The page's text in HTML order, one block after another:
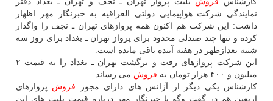
نمایندگی شركت هواپیمایی دولتی العراقیه به خبرنگار مهر اظهار
داشت: این شركت هم اكنون همه پروازهای تهران ـ نجف را واگذار
كرده و تنها چند صندلی محدود برای پرواز تهران ـ بغداد برای روز سه
شنبه بعدازظهر در هفته آینده باقی مانده است.
این شركت پروازهای رفت و برگشت تهران ـ بغداد را به قیمت ۲
میلیون و ۴۰۰ هزار تومان به
فروش می رساند.
كارشناس یكی دیگر از آژانس های دارای مجوز فروش پروازهای
اربعین هم در گفت وگو با خبرنگار مهر درباره قیمت بلیت های این